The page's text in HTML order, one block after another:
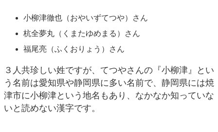
小柳津徹也（おやいずてつや）さん
杭全夢丸（くまたゆめまる）さん
福尾亮（ふくおりょう）さん
３人共珍しい姓ですが、てつやさんの『小柳津』とい
う名前は愛知県や静岡県に多い名前で、静岡県には焼
津市に小柳津という地名もあり、なかなか知っていな
いと読めない漢字です。